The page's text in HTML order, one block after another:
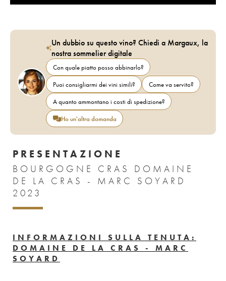
Un dubbio su questo vino? Chiedi a Margaux, la
nostra sommelier digitale
Con quale piatto posso abbinarlo?
Puoi consigliarmi dei vini simili?
Come va servito?
A quanto ammontano i costi di spedizione?
Ho un'altra domanda
PRESENTAZIONE
BOURGOGNE CRAS DOMAINE
DE LA CRAS - MARC SOYARD
2023
INFORMAZIONI SULLA TENUTA:
DOMAINE DE LA CRAS - MARC
SOYARD